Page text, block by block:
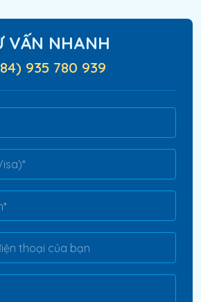
VẤN NHANH
935 780 939